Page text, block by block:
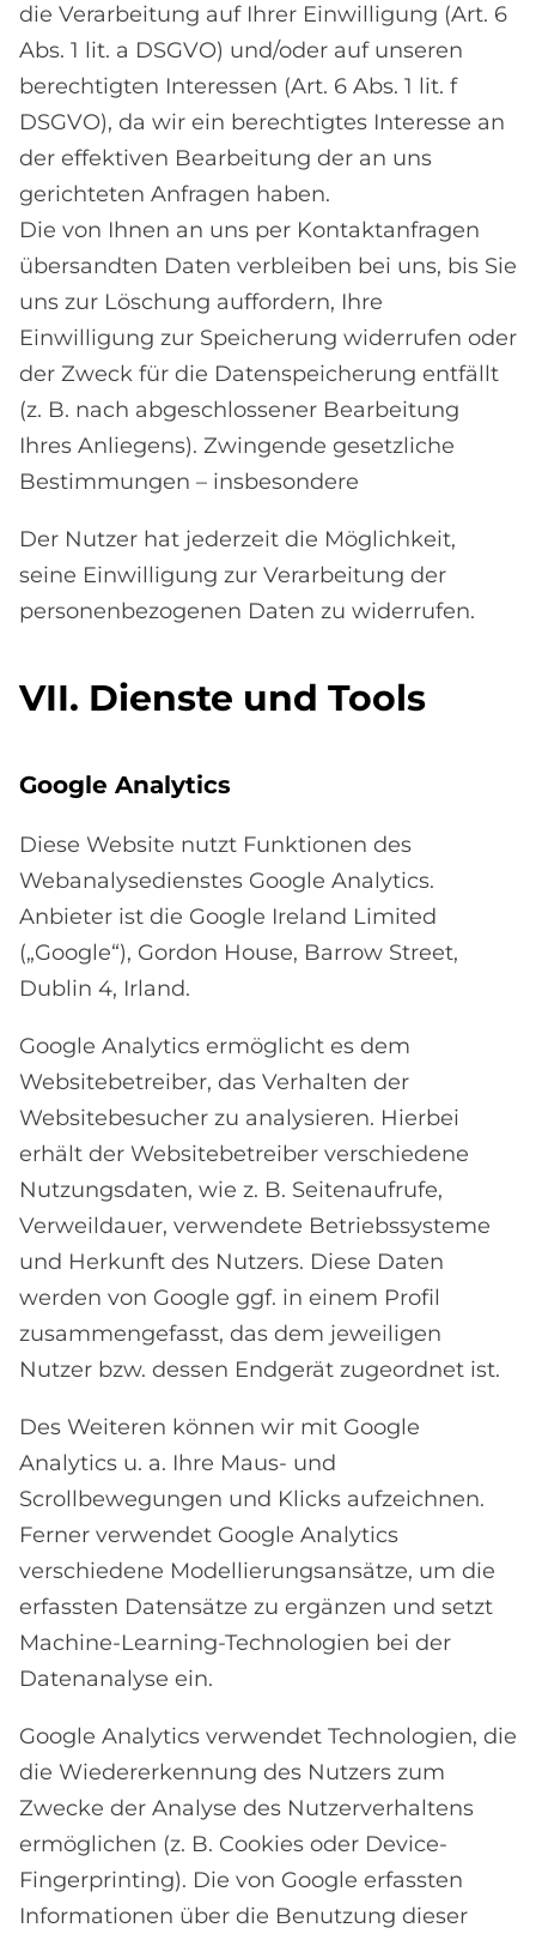
die Verarbeitung auf Ihrer Einwilligung (Art. 6
Abs. 1 lit. a DSGVO) und/oder auf unseren
berechtigten Interessen (Art. 6 Abs. 1 lit. f
DSGVO), da wir ein berechtigtes Interesse an
der effektiven Bearbeitung der an uns
gerichteten Anfragen haben.
Die von Ihnen an uns per Kontaktanfragen
übersandten Daten verbleiben bei uns, bis Sie
uns zur Löschung auffordern, Ihre
Einwilligung zur Speicherung widerrufen oder
der Zweck für die Datenspeicherung entfällt
(z. B. nach abgeschlossener Bearbeitung
Ihres Anliegens). Zwingende gesetzliche
Bestimmungen – insbesondere
Der Nutzer hat jederzeit die Möglichkeit,
seine Einwilligung zur Verarbeitung der
personenbezogenen Daten zu widerrufen.
VII. Dien­ste und Tools
Goog­le Ana­ly­tics
Diese Website nutzt Funktionen des
Webanalysedienstes Google Analytics.
Anbieter ist die Google Ireland Limited
(„Google“), Gordon House, Barrow Street,
Dublin 4, Irland.
Google Analytics ermöglicht es dem
Websitebetreiber, das Verhalten der
Websitebesucher zu analysieren. Hierbei
erhält der Websitebetreiber verschiedene
Nutzungsdaten, wie z. B. Seitenaufrufe,
Verweildauer, verwendete Betriebssysteme
und Herkunft des Nutzers. Diese Daten
werden von Google ggf. in einem Profil
zusammengefasst, das dem jeweiligen
Nutzer bzw. dessen Endgerät zugeordnet ist.
Des Weiteren können wir mit Google
Analytics u. a. Ihre Maus- und
Scrollbewegungen und Klicks aufzeichnen.
Ferner verwendet Google Analytics
verschiedene Modellierungsansätze, um die
erfassten Datensätze zu ergänzen und setzt
Machine-Learning-Technologien bei der
Datenanalyse ein.
Google Analytics verwendet Technologien, die
die Wiedererkennung des Nutzers zum
Zwecke der Analyse des Nutzerverhaltens
ermöglichen (z. B. Cookies oder Device-
Fingerprinting). Die von Google erfassten
Informationen über die Benutzung dieser